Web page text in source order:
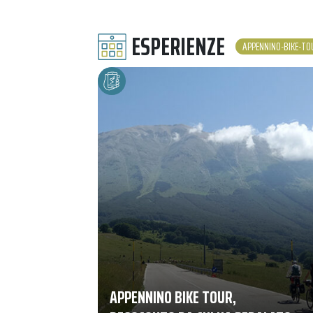
ESPERIENZE APPENNINO-BIKE-
APPENNINO BIKE TOUR,